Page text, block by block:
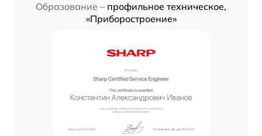
Образование – профильное техническое,
«Приборостроение»